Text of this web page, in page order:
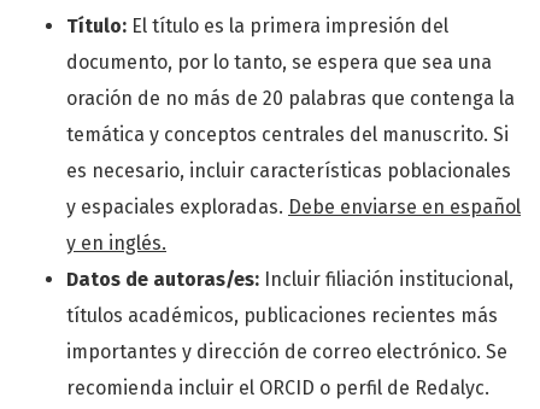
Título: El título es la primera impresión del
documento, por lo tanto, se espera que sea una
oración de no más de 20 palabras que contenga la
temática y conceptos centrales del manuscrito. Si
es necesario, incluir características poblacionales
y espaciales exploradas. Debe enviarse en español
y en inglés.
Datos de autoras/es: Incluir filiación institucional,
títulos académicos, publicaciones recientes más
importantes y dirección de correo electrónico. Se
recomienda incluir el ORCID o perfil de Redalyc.